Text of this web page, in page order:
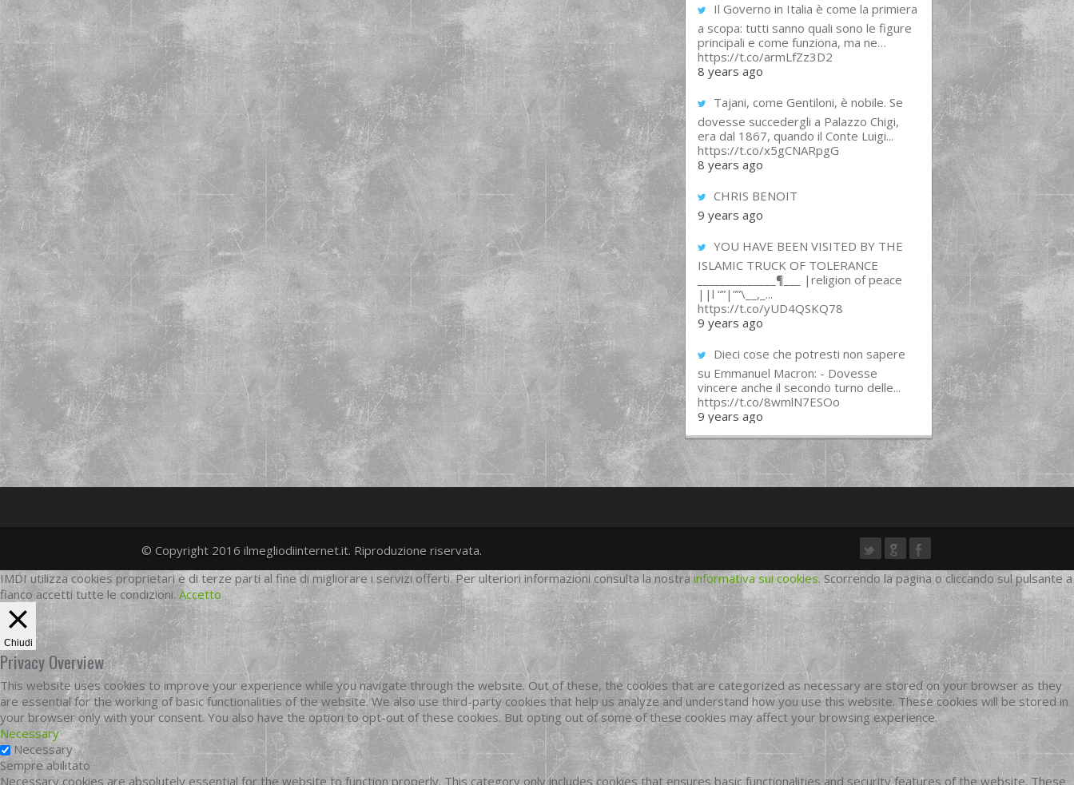
Il Governo in Italia è come la primiera
a scopa: tutti sanno quali sono le figure
principali e come funziona, ma ne…
https://t.co/armLfZz3D2
8 years ago
Tajani, come Gentiloni, è nobile. Se
dovesse succedergli a Palazzo Chigi,
era dal 1867, quando il Conte Luigi...
https://t.co/x5gCNARpgG
8 years ago
CHRIS BENOIT
9 years ago
YOU HAVE BEEN VISITED BY THE
ISLAMIC TRUCK OF TOLERANCE
______________¶___ |religion of peace
||l “”|””\__,_...
https://t.co/yUD4QSKQ78
9 years ago
Dieci cose che potresti non sapere
su Emmanuel Macron: - Dovesse
vincere anche il secondo turno delle...
https://t.co/8wmlN7ESOo
9 years ago
twittergoogleplus
facebook
© Copyright 2016 ilmegliodiinternet.it. Riproduzione riservata.
IMDI utilizza cookies proprietari e di terze parti al fine di migliorare i servizi offerti. Per ulteriori informazioni consulta la nostra informativa sui cookies. Scorrendo la pagina o cliccando sul pulsante a
fianco accetti tutte le condizioni. Accetto
Chiudi
Privacy Overview
This website uses cookies to improve your experience while you navigate through the website. Out of these, the cookies that are categorized as necessary are stored on your browser as they
are essential for the working of basic functionalities of the website. We also use third-party cookies that help us analyze and understand how you use this website. These cookies will be stored in
your browser only with your consent. You also have the option to opt-out of these cookies. But opting out of some of these cookies may affect your browsing experience.
Necessary
Necessary
Sempre abilitato
Necessary cookies are absolutely essential for the website to function properly. This category only includes cookies that ensures basic functionalities and security features of the website. These